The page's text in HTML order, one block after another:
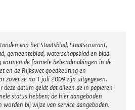
van het Staatsblad, Staatscourant,
gemeenteblad, waterschapsblad en blad
vormen de formele bekendmakingen in de
en de Rijkswet goedkeuring en
zover ze na 1 juli 2009 zijn uitgegeven.
datum geldt dat alleen de in papieren
status hebben; de hier aangeboden
worden bij wijze van service aangeboden.